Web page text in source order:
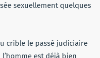
sexuellement quelques
crible le passé judiciaire
est déjà bien